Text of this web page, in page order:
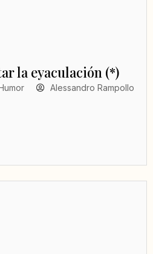
la eyaculación (*)
Alessandro Rampollo